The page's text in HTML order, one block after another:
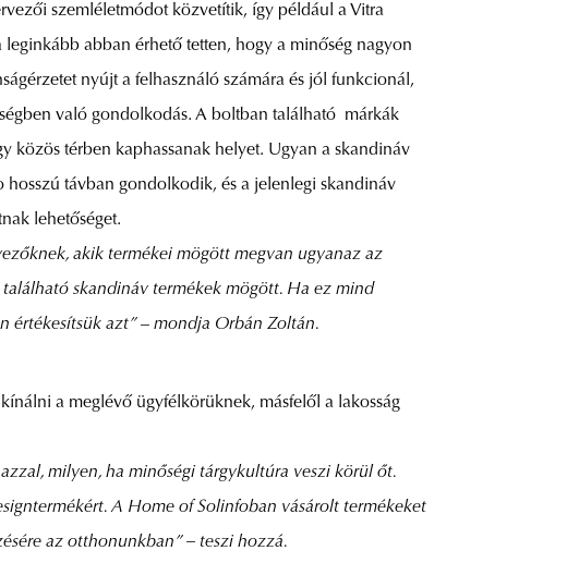
szemléletmódot közvetítik, így például a Vitra
abban érhető tetten, hogy a minőség nagyon
nyújt a felhasználó számára és jól funkcionál,
való gondolkodás. A boltban található márkák
közös térben kaphassanak helyet. Ugyan a skandináv
távban gondolkodik, és a jelenlegi skandináv
lehetőséget.
akik termékei mögött megvan ugyanaz az
skandináv termékek mögött. Ha ez mind
értékesítsük azt”– mondja Orbán Zoltán.
a meglévő ügyfélkörüknek, másfelől a lakosság
milyen, ha minőségi tárgykultúra veszi körül őt.
A Home of Solinfoban vásárolt termékeket
az otthonunkban” – teszi hozzá.